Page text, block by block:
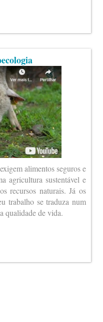
alimentos seguros e
agricultura sustentável e
recursos naturais. Já os
trabalho se traduza num
qualidade de vida.